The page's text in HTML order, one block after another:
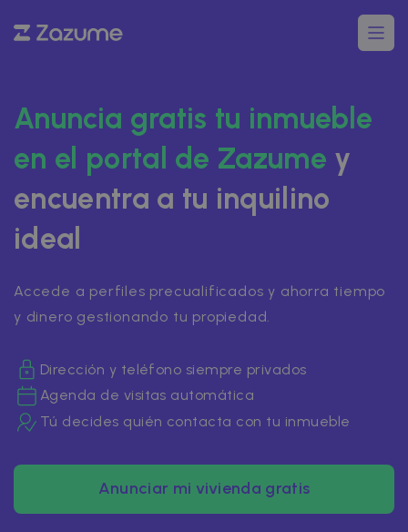
Anuncia gratis tu inmueble
en el portal de Zazume y
encuentra a tu inquilino
ideal
Accede a perfiles precualificados y ahorra tiempo
y dinero gestionando tu propiedad.
Dirección y teléfono siempre privados
Agenda de visitas automática
Tú decides quién contacta con tu inmueble
Anunciar mi vivienda gratis